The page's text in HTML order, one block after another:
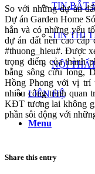
TIN BẤT
TIN THỊ
NỘI
LIÊN HỆ
Menu
So với những dự án
Dự án Garden Home
hẳn và có những yếu
dự án đất nền cao cấp
#thuong_hieu#. Được
trọng điểm của thành
bằng sông cửu long,
Hồng Phong với vị trí
nhiều công trình quan
KĐT tương lai không
phần sôi động với
Share this entry